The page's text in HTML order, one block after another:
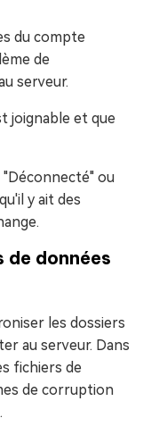
du compte
de
serveur.
joignable et que
"Déconnecté" ou
y ait des
de données
les dossiers
au serveur. Dans
fichiers de
de corruption